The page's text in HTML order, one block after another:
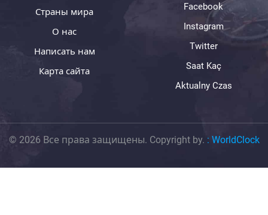
Страны мира
О нас
Написать нам
Карта сайта
Facebook
Instagram
Twitter
Saat Kaç
Aktualny Czas
© 2026 Все права защищены. Copyright by. : WorldClock